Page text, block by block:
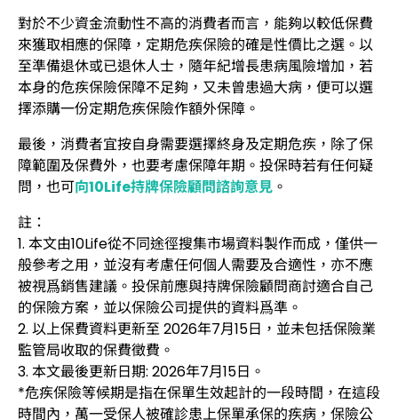
對於不少資金流動性不高的消費者而言，能夠以較低保費
來獲取相應的保障，定期危疾保險的確是性價比之選。以
至準備退休或已退休人士，隨年紀增長患病風險增加，若
本身的危疾保險保障不足夠，又未曾患過大病，便可以選
擇添購一份定期危疾保險作額外保障。
最後，消費者宜按自身需要選擇終身及定期危疾，除了保
障範圍及保費外，也要考慮保障年期。投保時若有任何疑
問，也可向10Life持牌保險顧問諮詢意見 。
註：
1. 本文由10Life從不同途徑搜集市場資料製作而成，僅供一
般參考之用，並沒有考慮任何個人需要及合適性，亦不應
被視爲銷售建議。投保前應與持牌保險顧問商討適合自己
的保險方案，並以保險公司提供的資料爲準。
2. 以上保費資料更新至 2026年7月15日，並未包括保險業
監管局收取的保費徵費。
3. 本文最後更新日期: 2026年7月15日。
*危疾保險等候期是指在保單生效起計的一段時間，在這段
時間內，萬一受保人被確診患上保單承保的疾病，保險公